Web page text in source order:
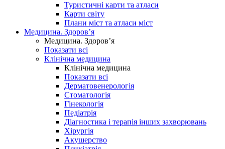
Туристичні карти та атласи
Карти світу
Плани міст та атласи міст
Медицина. Здоров’я
Медицина. Здоров’я
Показати всі
Клінічна медицина
Клінічна медицина
Показати всі
Дерматовенерологія
Стоматологія
Гінекологія
Педіатрія
Діагностика і терапія інших захворювань
Хірургія
Акушерство